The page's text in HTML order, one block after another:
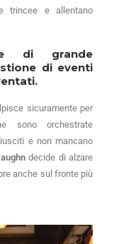
trincee e allentano
e di grande
di eventi
sicuramente per
sono orchestrate
e non mancano
decide di alzare
anche sul fronte più